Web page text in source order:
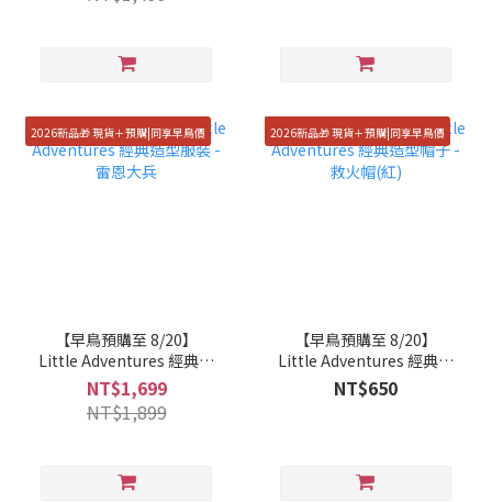
2026新品🎁 現貨＋預購|同享早鳥價
【早鳥預購至 8/20】
Little Adventures 經典造
型服裝 - 雷恩大兵
NT$1,699
NT$1,899
2026新品🎁 現貨＋預購|同享早鳥價
【早鳥預購至 8/20】
Little Adventures 經典造
型帽子 - 救火帽(紅)
NT$650